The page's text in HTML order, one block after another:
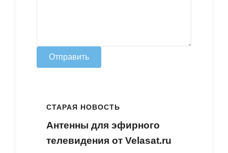
Отправить
СТАРАЯ НОВОСТЬ
Антенны для эфирного
телевидения от Velasat.ru